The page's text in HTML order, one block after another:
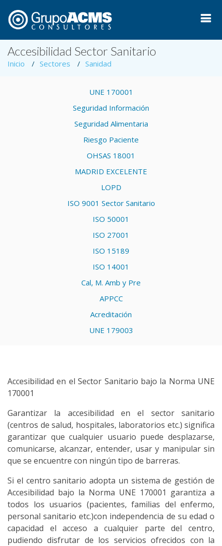
Accesibilidad Sector Sanitario
Inicio Sectores Sanidad
UNE 170001
Seguridad Información
Seguridad Alimentaria
Riesgo Paciente
OHSAS 18001
MADRID EXCELENTE
LOPD
ISO 9001 Sector Sanitario
ISO 50001
ISO 27001
ISO 15189
ISO 14001
Cal, M. Amb y Pre
APPCC
Acreditación
UNE 179003
Accesibilidad en el Sector Sanitario bajo la Norma UNE
170001
Garantizar la accesibilidad en el sector sanitario
(centros de salud, hospitales, laboratorios etc.) significa
garantizar que cualquier usuario puede desplazarse,
comunicarse, alcanzar, entender, usar y manipular sin
que se encuentre con ningún tipo de barreras.
Si el centro sanitario adopta un sistema de gestión de
Accesibilidad bajo la Norma UNE 170001 garantiza a
todos los usuarios (pacientes, familias del enfermo,
personal sanitario etc.)con independencia de su edad o
capacidad el acceso a cualquier parte del centro,
pudiendo disfrutar de los servicios ofrecidos con la